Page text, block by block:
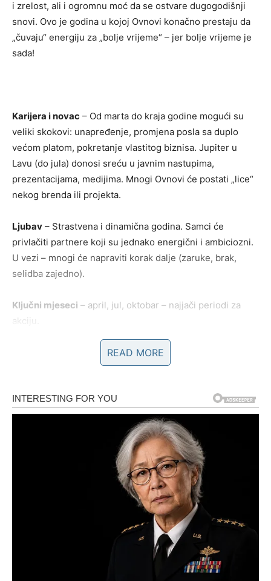
i zrelost, ali i ogromnu moć da se ostvare dugogodišnji
snovi. Ovo je godina u kojoj Ovnovi konačno prestaju da
„čuvaju“ energiju za „bolje vrijeme“ – jer bolje vrijeme je
sada!
Karijera i novac – Od marta do kraja godine mogući su
veliki skokovi: unapređenje, promjena posla sa duplo
većom platom, pokretanje vlastitog biznisa. Jupiter u
Lavu (do jula) donosi sreću u javnim nastupima,
prezentacijama, medijima. Mnogi Ovnovi će postati „lice“
nekog brenda ili projekta.
Ljubav – Strastvena i dinamična godina. Samci će
privlačiti partnere koji su jednako energični i ambiciozni.
U vezi – mnogi će napraviti korak dalje (zaruke, brak,
selidba zajedno).
Ključni mjeseci – april, jul, oktobar – najjači periodi za
akciju.
: Ne čekaj savršen trenutak. Ako ti se
nešto čini 70% dobro – kreni! Sreća te čeka na putu, ne
3. Lav – Kraljevska 2026. –
povratak na tron
Lavovi, nakon nekoliko izazovnih godina, konačno dolaze
(januar–jul 2026.) je doslovno
„tvoj Jupiter“ – donosi sjaj, popularnost, ljubav, novac i
osjećaj da si ponovo u centru svemira.
– Godina slave i priznanja. Lavovi koji
rade u kreativnim profesijama, umjetnosti, marketingu,
READ MORE